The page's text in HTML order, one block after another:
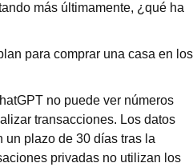
más últimamente, ¿qué ha
para comprar una casa en los
no puede ver números
transacciones. Los datos
un plazo de 30 días tras la
privadas no utilizan los